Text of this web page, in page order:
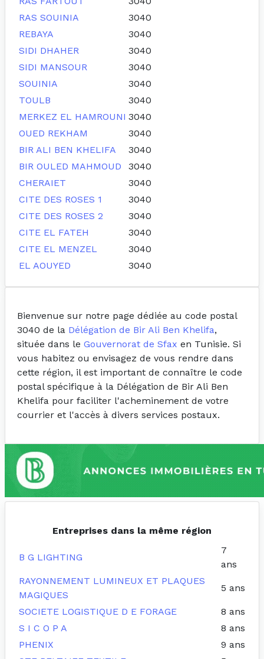
RAS SOUINIA
3040
REBAYA
3040
SIDI DHAHER
3040
SIDI MANSOUR
3040
SOUINIA
3040
TOULB
3040
MERKEZ EL HAMROUNI 3040
OUED REKHAM
3040
BIR ALI BEN KHELIFA
3040
BIR OULED MAHMOUD
3040
CHERAIET
3040
CITE DES ROSES 1
3040
CITE DES ROSES 2
3040
CITE EL FATEH
3040
CITE EL MENZEL
3040
EL AOUYED
3040
Bienvenue sur notre page dédiée au code postal
3040 de la Délégation de Bir Ali Ben Khelifa,
située dans le Gouvernorat de Sfax en Tunisie. Si
vous habitez ou envisagez de vous rendre dans
cette région, il est important de connaître le code
postal spécifique à la Délégation de Bir Ali Ben
Khelifa pour faciliter l'acheminement de votre
courrier et l'accès à divers services postaux.
Entreprises dans la même région
B G LIGHTING
7
ans
RAYONNEMENT LUMINEUX ET PLAQUES
MAGIQUES
5 ans
SOCIETE LOGISTIQUE D E FORAGE
8 ans
S I C O P A
8 ans
PHENIX
9 ans